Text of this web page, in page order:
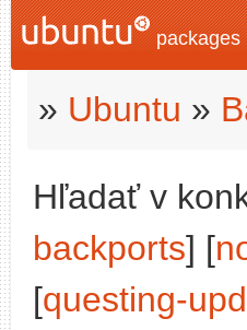
packages
» Ubuntu »
Hľadať v
backports] [
[questing-